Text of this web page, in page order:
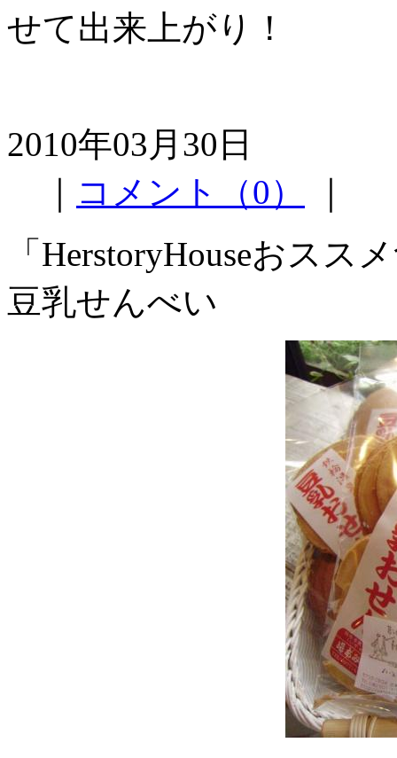
せて出来上がり！
2010年03月30日
コメント（0）
「HerstoryHouseおスス
豆乳せんべい